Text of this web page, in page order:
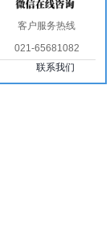
客户服务热线
021-65681082
联系我们